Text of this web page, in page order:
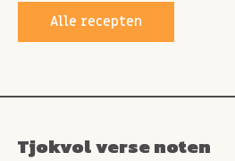
Alle recepten
Tjokvol verse noten